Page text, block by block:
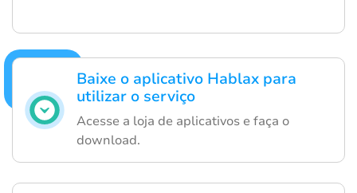
Baixe o aplicativo Hablax para
utilizar o serviço
Acesse a loja de aplicativos e faça o
download.